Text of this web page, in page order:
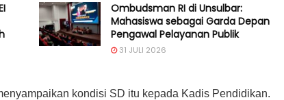
Ombudsman RI di Unsulbar:
Mahasiswa sebagai Garda Depan
Pengawal Pelayanan Publik
31 JULI 2026
kondisi SD itu kepada Kadis Pendidikan.